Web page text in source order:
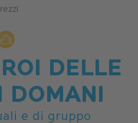
DELLE
DOMANI
e di gruppo